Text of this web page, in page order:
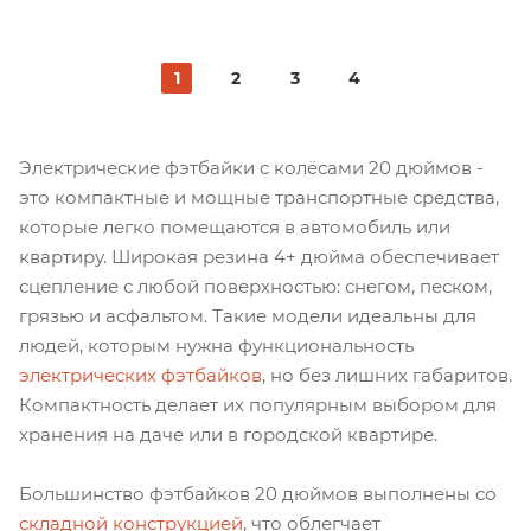
1 2 3 4
Электрические фэтбайки с колёсами 20 дюймов -
это компактные и мощные транспортные средства,
которые легко помещаются в автомобиль или
квартиру. Широкая резина 4+ дюйма обеспечивает
сцепление с любой поверхностью: снегом, песком,
грязью и асфальтом. Такие модели идеальны для
людей, которым нужна функциональность
электрических фэтбайков, но без лишних габаритов.
Компактность делает их популярным выбором для
хранения на даче или в городской квартире.
Большинство фэтбайков 20 дюймов выполнены со
складной конструкцией, что облегчает